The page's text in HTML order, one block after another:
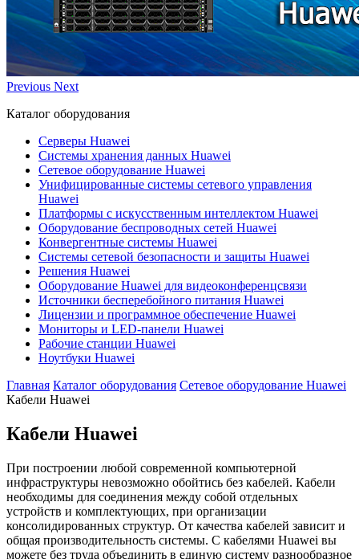
Previous Next
Каталог оборудования
Серверы Huawei
Системы хранения данных Huawei
Сетевое оборудование Huawei
Унифицированные системы сетевого управления
Huawei
Платформы с искусственным интеллектом Huawei
Оборудование беспроводных сетей Huawei
Конвергентные системы Huawei
Системы сетевой безопасности и защиты Huawei
Решения Huawei
Оборудование Huawei для видеоконференцсвязи
Источники бесперебойного питания Huawei
Лицензии и программное обеспечение Huawei
Мониторы и LED-панели Huawei
Рабочие станции Huawei
Ноутбуки Huawei
Главная Каталог оборудования Сетевое оборудование Huawei
Кабели Huawei
Кабели Huawei
При построении любой современной компьютерной
инфраструктуры невозможно обойтись без кабелей. Кабели
необходимы для соединения между собой отдельных
устройств и комплектующих, при организации
консолидированных структур. От качества кабелей зависит и
общая производительность системы. С кабелями Huawei вы
можете без труда объединить в единую систему разнообразное